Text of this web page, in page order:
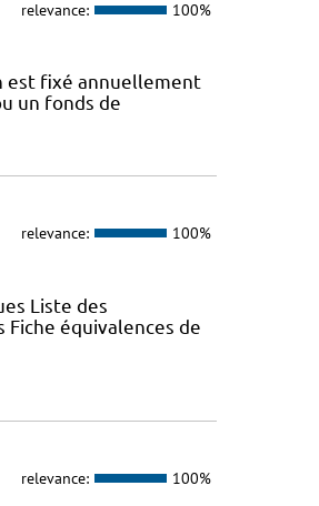
relevance: 100%
est fixé annuellement
un fonds de
relevance: 100%
Liste des
équivalences de
relevance: 100%